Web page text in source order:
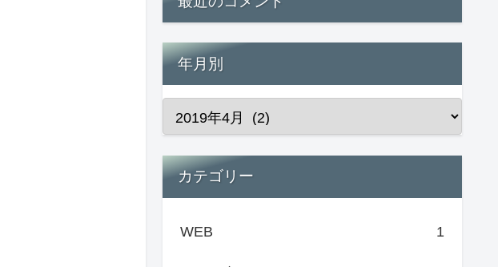
年月別
カテゴリー
WEB 1